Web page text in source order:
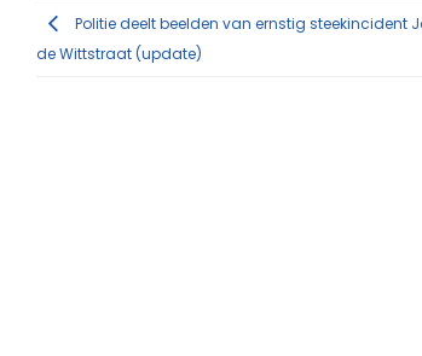
Politie deelt beelden van ernstig steekincident
de Wittstraat (update)